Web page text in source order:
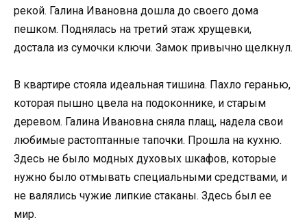
рекой. Галина Ивановна дошла до своего дома
пешком. Поднялась на третий этаж хрущевки,
достала из сумочки ключи. Замок привычно щелкнул.
В квартире стояла идеальная тишина. Пахло геранью,
которая пышно цвела на подоконнике, и старым
деревом. Галина Ивановна сняла плащ, надела свои
любимые растоптанные тапочки. Прошла на кухню.
Здесь не было модных духовых шкафов, которые
нужно было отмывать специальными средствами, и
не валялись чужие липкие стаканы. Здесь был ее
мир.